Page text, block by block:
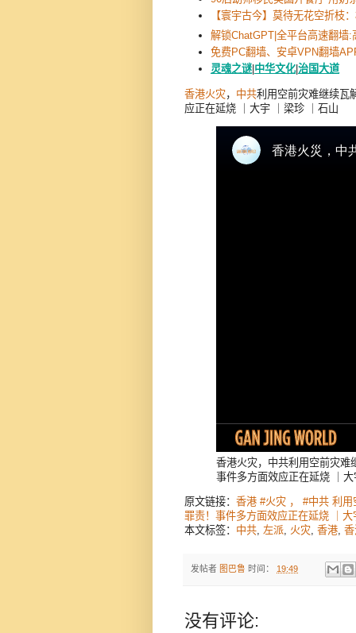
【寰宇古今】莫待无花空折枝
解锁ChatGPT|全平台高速翻墙
免费PC翻墙、安卓VPN翻墙
灵魂之谜 中华文化|治国大道
香港火灾， 中共利用空前灾难继续瓦
应正在延烧 ｜大宇 ｜梁珍 ｜石山
香港火灾，中共利用空前灾难
事件多方面效应正在延烧 ｜
原文链接： 香港 #火灾 ， #中共 利
罪责！事件多方面效应正在延烧 ｜
本文标签： 中共, 左派, 火灾, 香港,
发帖者 图巴鲁 时间： 19:49
没有评论: